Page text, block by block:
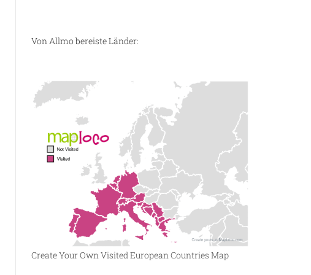
Von Allmo bereiste Länder:
Create Your Own Visited European Countries Map